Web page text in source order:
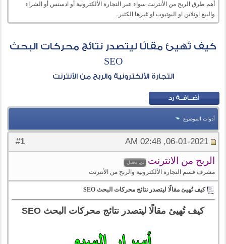
أهم طرق الربح من الأنترنت سواء عبر التجارة الألكترونية أو ادسنس أو الشراء
والبيع اونلاين او اليوتيوب او غيرها الكثير..
كيف تُهيئ مقالًا ليتصدر نتائج محركات البحث
SEO
التجارة الألكترونية والربح من الأنترنت
أدوات الموضوع
#
1 06-01-2021, 02:48 AM
الربح من الانترنت
مشرف قسم التجارة الألكترونية والربح من الأنترنت
كيف تُهيئ مقالًا ليتصدر نتائج محركات البحث SEO
كيف تُهيئ مقالًا ليتصدر نتائج محركات البحث SEO